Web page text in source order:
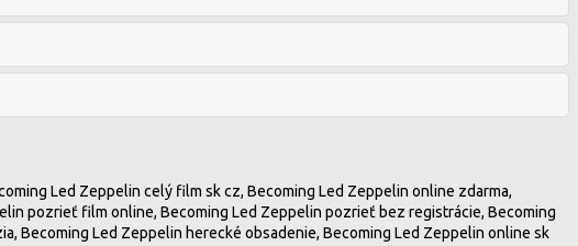
Led Zeppelin celý film sk cz, Becoming Led Zeppelin online zdarma,
pozrieť film online, Becoming Led Zeppelin pozrieť bez registrácie, Becoming
Becoming Led Zeppelin herecké obsadenie, Becoming Led Zeppelin online sk